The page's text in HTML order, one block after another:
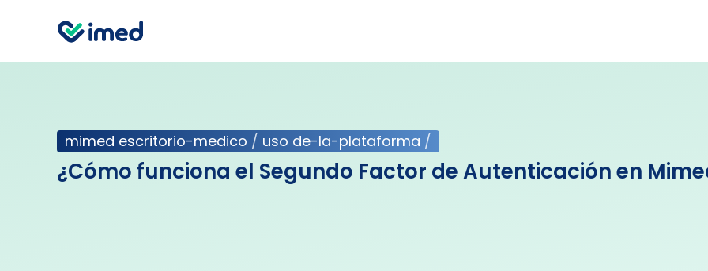
mimed escritorio-medico / uso de-la-plataforma /
¿Cómo funciona el Segundo Factor de Autenticación en